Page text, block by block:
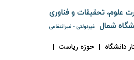
دانشگاه
حوزه ریاست